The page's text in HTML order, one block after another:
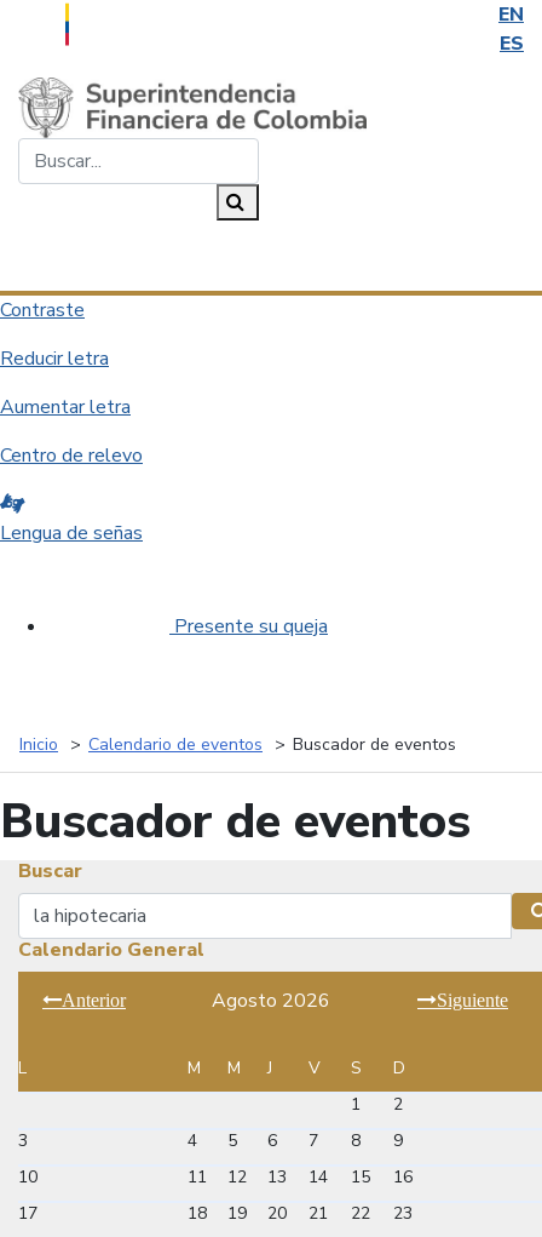
EN
ES
Saltar al contenido principal
Contraste
Reducir letra
Aumentar letra
Centro de relevo
Lengua de señas
Presente su queja
Inicio Calendario de eventos Buscador de eventos
Buscador de eventos
Buscar
Buscar
Calendario General
Anterior Agosto 2026 Siguiente
L M M J V S
D
1
2
3
4 5 6 7 8
9
10
11 12 13 14 15
16
17
18 19 20 21 22
23